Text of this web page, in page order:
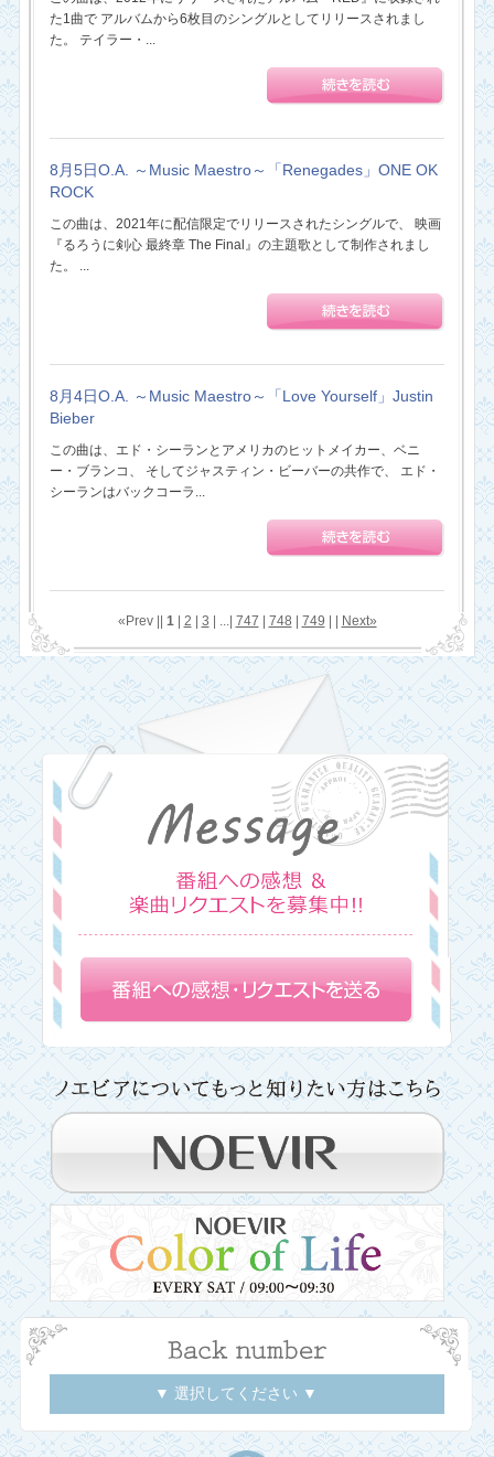
た1曲で アルバムから6枚目のシングルとしてリリースされまし
た。 テイラー・...
8月5日O.A. ～Music Maestro～「Renegades」ONE OK
ROCK
この曲は、2021年に配信限定でリリースされたシングルで、 映画
『るろうに剣心 最終章 The Final』の主題歌として制作されまし
た。 ...
8月4日O.A. ～Music Maestro～「Love Yourself」Justin
Bieber
この曲は、エド・シーランとアメリカのヒットメイカー、ベニ
ー・ブランコ、 そしてジャスティン・ビーバーの共作で、 エド・
シーランはバックコーラ...
«Prev || 1| 2 3 | ...| 747 748 749 Next»